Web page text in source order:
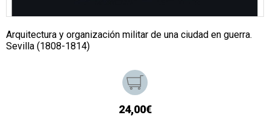
Arquitectura y organización militar de una ciudad en guerra.
Sevilla (1808-1814)
24,00€